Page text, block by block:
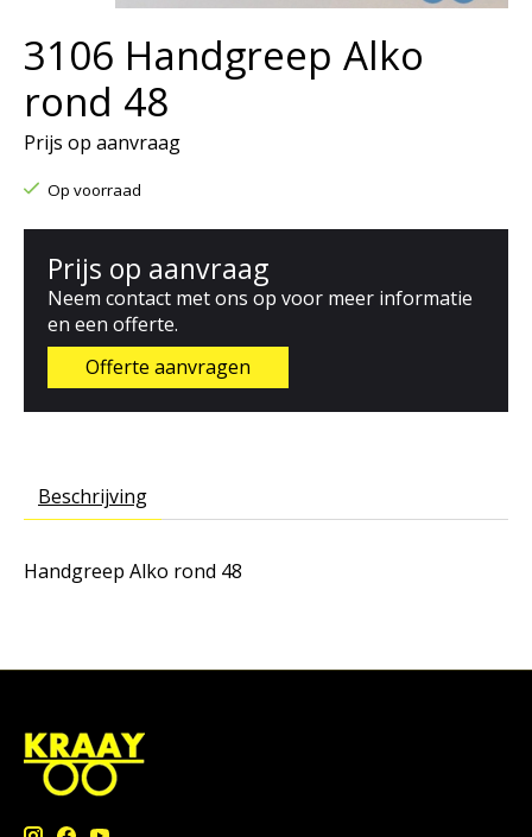
3106 Handgreep Alko
rond 48
Prijs op aanvraag
Op voorraad
Prijs op aanvraag
Neem contact met ons op voor meer informatie
en een offerte.
Offerte aanvragen
Beschrijving
Handgreep Alko rond 48